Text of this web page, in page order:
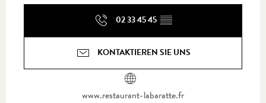
02 33 45 45 ▒▒
KONTAKTIEREN SIE UNS
www.restaurant-labaratte.fr